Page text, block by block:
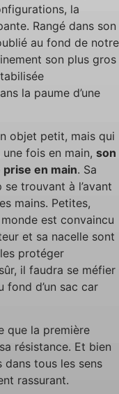
la
Rangé dans son
au fond de notre
son plus gros
la paume d’une
objet petit, mais qui
fois en main, son
en main. Sa
trouvant à l’avant
mains. Petites,
est convaincu
et sa nacelle sont
protéger
il faudra se méfier
fond d’un sac car
que la première
résistance. Et bien
dans tous les sens
rassurant.